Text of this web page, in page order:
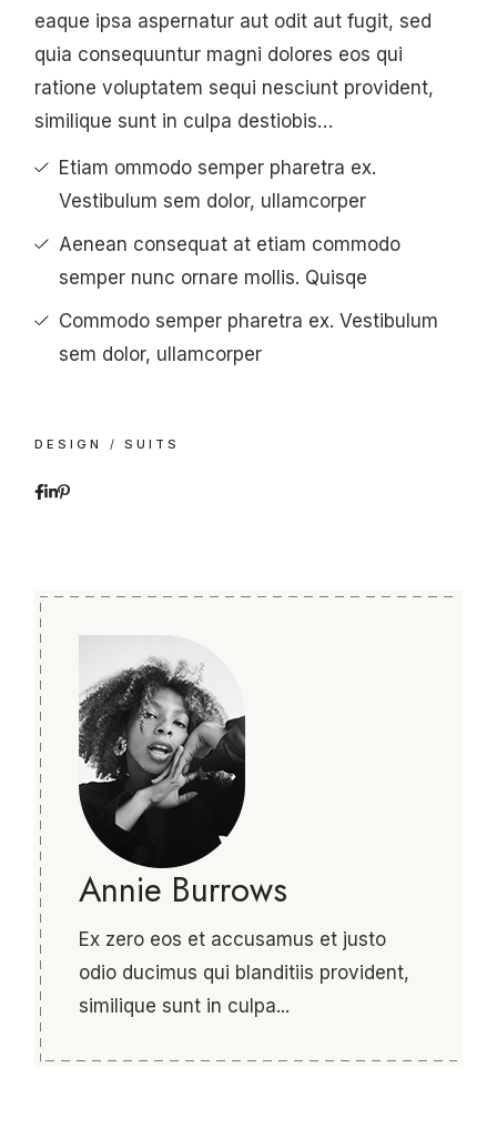
eaque ipsa aspernatur aut odit aut fugit, sed
quia consequuntur magni dolores eos qui
ratione voluptatem sequi nesciunt provident,
similique sunt in culpa destiobis…
Etiam ommodo semper pharetra ex.
Vestibulum sem dolor, ullamcorper
Aenean consequat at etiam commodo
semper nunc ornare mollis. Quisqe
Commodo semper pharetra ex. Vestibulum
sem dolor, ullamcorper
DESIGN SUITS
Annie Burrows
Ex zero eos et accusamus et justo
odio ducimus qui blanditiis provident,
similique sunt in culpa...